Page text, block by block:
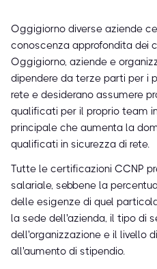
Oggigiorno diverse aziende
conoscenza approfondita dei
Oggigiorno, aziende e
dipendere da terze parti per i
rete e desiderano assumere
qualificati per il proprio team
principale che aumenta la
qualificati in sicurezza di rete.
Tutte le certificazioni CCNP
salariale, sebbene la
delle esigenze di quel
la sede dell'azienda, il tipo di
dell'organizzazione e il livello
all'aumento di stipendio.